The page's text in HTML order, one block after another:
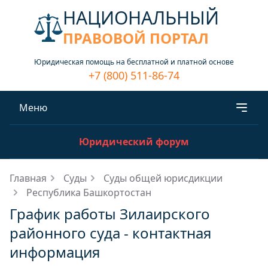
НАЦИОНАЛЬНЫЙ
ПРАВОВОЙ ПОРТАЛ
Юридическая помощь на бесплатной и платной основе
+7 (800) 511-86-74
Меню
Юридический форум
Главная Суды
Суды общей юрисдикции
Республика Башкортостан
График работы Зилаирского
районного суда - контактная
информация